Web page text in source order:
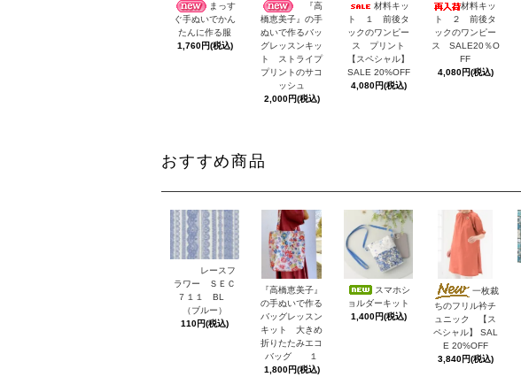
まっす
ぐ手ぬいでかん
たんに作る服
1,760円(税込)
『高
橋恵美子』の手
ぬいで作るバッ
グレッスンキッ
ト ストライプ
プリントのサコ
ッシュ
2,000円(税込)
材料キッ
ト １ 前後タ
ックのワンピー
ス プリント
【スペシャル】
SALE 20%OFF
4,080円(税込)
材料キッ
ト ２ 前後タ
ックのワンピー
ス SALE20％O
FF
4,080円(税込)
おすすめ商品
レースフ
ラワー ＳＥＣ
７１１ BL
（ブルー）
110円(税込)
『高橋恵美子』
の手ぬいで作る
バッグレッスン
キット 大きめ
折りたたみエコ
バッグ １
1,800円(税込)
スマホシ
ョルダーキット
1,400円(税込)
一枚裁
ちのフリル衿チ
ュニック 【ス
ペシャル】 SAL
E 20%OFF
3,840円(税込)